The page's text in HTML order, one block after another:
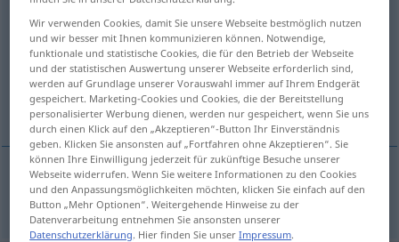
Übersicht aller Übersetzungen
(Für mehr Details die Übersetzung anklicken/antippen)
kapatmak
kapatmak zutun (≈ schließen) UMG
Wir verwenden Cookies, damit Sie unsere Webseite bestmöglich nutzen
und wir besser mit Ihnen kommunizieren können. Notwendige,
funktionale und statistische Cookies, die für den Betrieb der Webseite
und der statistischen Auswertung unserer Webseite erforderlich sind,
werden auf Grundlage unserer Vorauswahl immer auf Ihrem Endgerät
gespeichert. Marketing-Cookies und Cookies, die der Bereitstellung
personalisierter Werbung dienen, werden nur gespeichert, wenn Sie uns
durch einen Klick auf den „Akzeptieren“-Button Ihr Einverständnis
geben. Klicken Sie ansonsten auf „Fortfahren ohne Akzeptieren“. Sie
können Ihre Einwilligung jederzeit für zukünftige Besuche unserer
Webseite widerrufen. Wenn Sie weitere Informationen zu den Cookies
und den Anpassungsmöglichkeiten möchten, klicken Sie einfach auf den
Button „Mehr Optionen“. Weitergehende Hinweise zu der
Datenverarbeitung entnehmen Sie ansonsten unserer
Datenschutzerklärung. Hier finden Sie unserImpressum.